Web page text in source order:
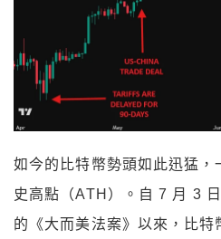
如今的比特幣勢頭如此迅猛，
史高點（ATH）。自 7 月 3
的《大而美法案》以來，比